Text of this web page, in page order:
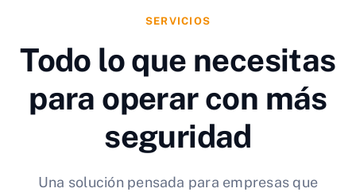
SERVICIOS
Todo lo que necesitas
para operar con más
seguridad
Una solución pensada para empresas que